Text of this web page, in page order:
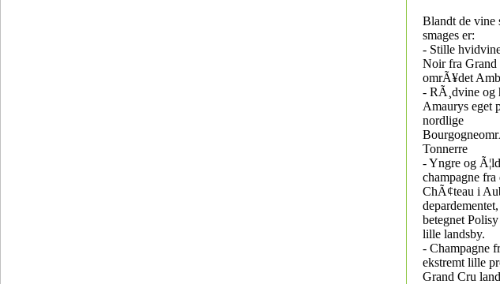
Blandt de vine
smages er:
- Stille
Noir fra Grand
omrÃ¥det
- RÃ¸dvine og
Amaurys eget
nordlige
Tonnerre
- Yngre og
champagne fra
ChÃ¢teau i
betegnet
lille landsby.
- Champagne
ekstremt lille
Grand Cru